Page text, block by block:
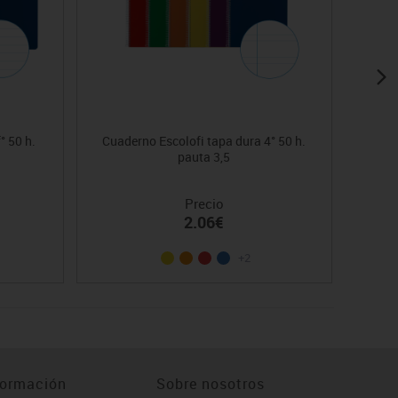
50 h.
Cuaderno Escolofi tapa dura 4° 50 h.
pauta 3,5
Precio
2.06€
Sobre nosotros